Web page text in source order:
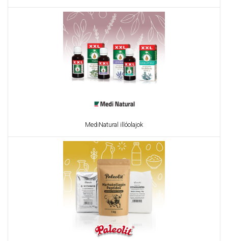
MediNatural illóolajok